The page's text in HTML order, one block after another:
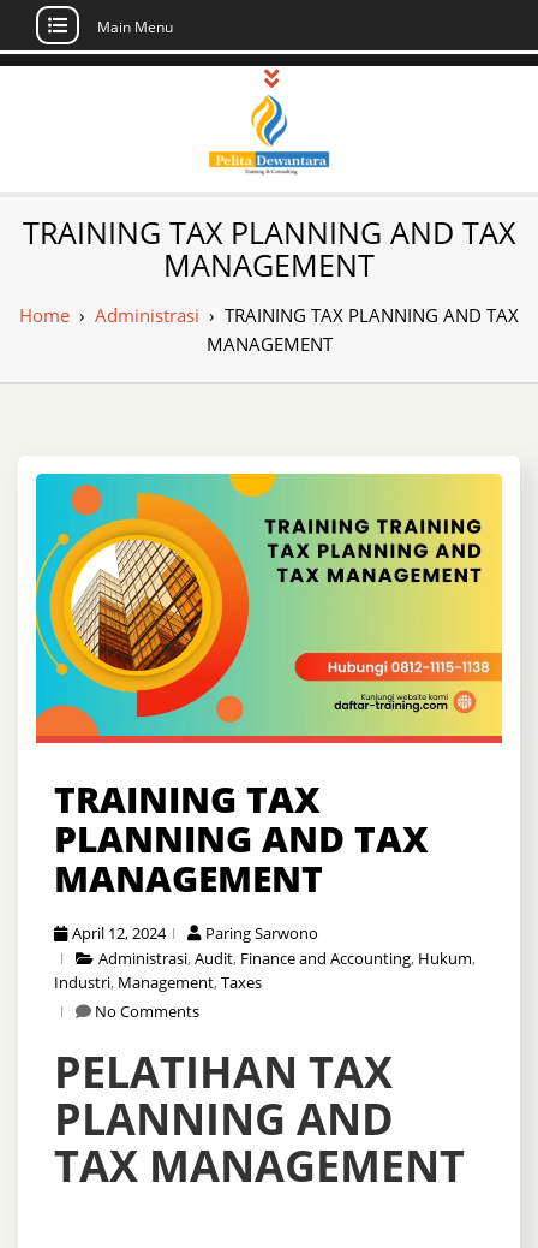
Skip
Main Menu
Pusat Pelatihan
dan Sertifikasi –
Daftar Training
Indonesia
Sertifikasi di Indonesia
TRAINING TAX PLANNING AND TAX
MANAGEMENT
Home › Administrasi › TRAINING TAX PLANNING AND TAX
MANAGEMENT
TRAINING TAX
PLANNING AND TAX
MANAGEMENT
April 12, 2024
Paring Sarwono
Administrasi,Audit, Finance and Accounting, Hukum,
Industri, Management,Taxes
No Comments
PELATIHAN TAX
PLANNING AND
TAX MANAGEMENT